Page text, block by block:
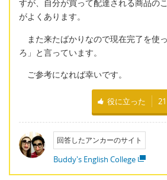
すが、自分が買って配達される商品の
がよくあります。
また来たばかりなので現在完了を使
ろ」と言っています。
ご参考になれば幸いです。
役に立った 21
回答したアンカーのサイト
Buddy's English College